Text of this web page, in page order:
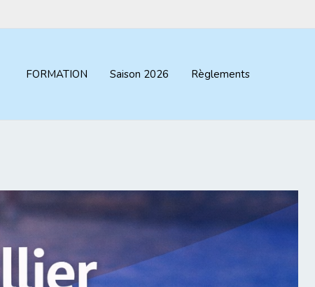
FORMATION Saison 2026 Règlements